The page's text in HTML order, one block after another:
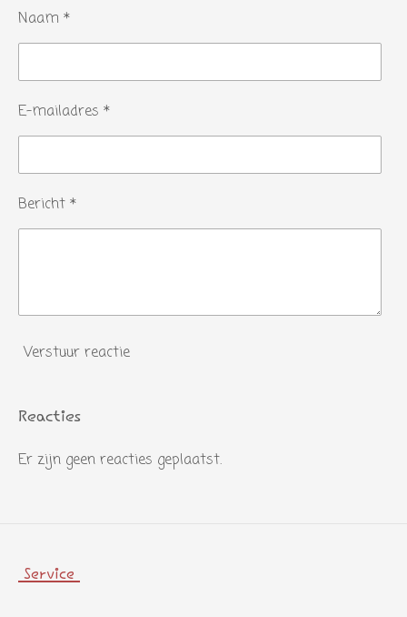
Naam *
E-mailadres *
Bericht *
Verstuur reactie
Reacties
Er zijn geen reacties geplaatst.
Service